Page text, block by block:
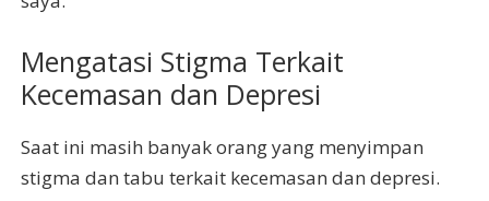
Mengatasi Stigma Terkait
Kecemasan dan Depresi
Saat ini masih banyak orang yang menyimpan
stigma dan tabu terkait kecemasan dan depresi.